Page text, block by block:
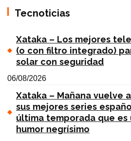
Tecnoticias
Xataka – Los mejores
(o con filtro integrado)
solar con seguridad
06/08/2026
Xataka – Mañana vuelve
sus mejores series
última temporada que es
humor negrísimo